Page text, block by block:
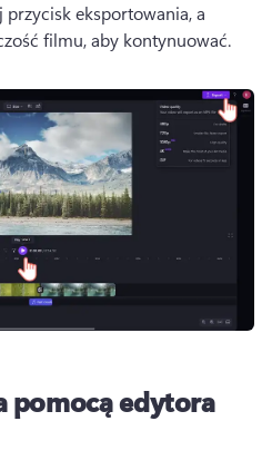
eksportowania, a
filmu, aby kontynuować.
pomocą edytora